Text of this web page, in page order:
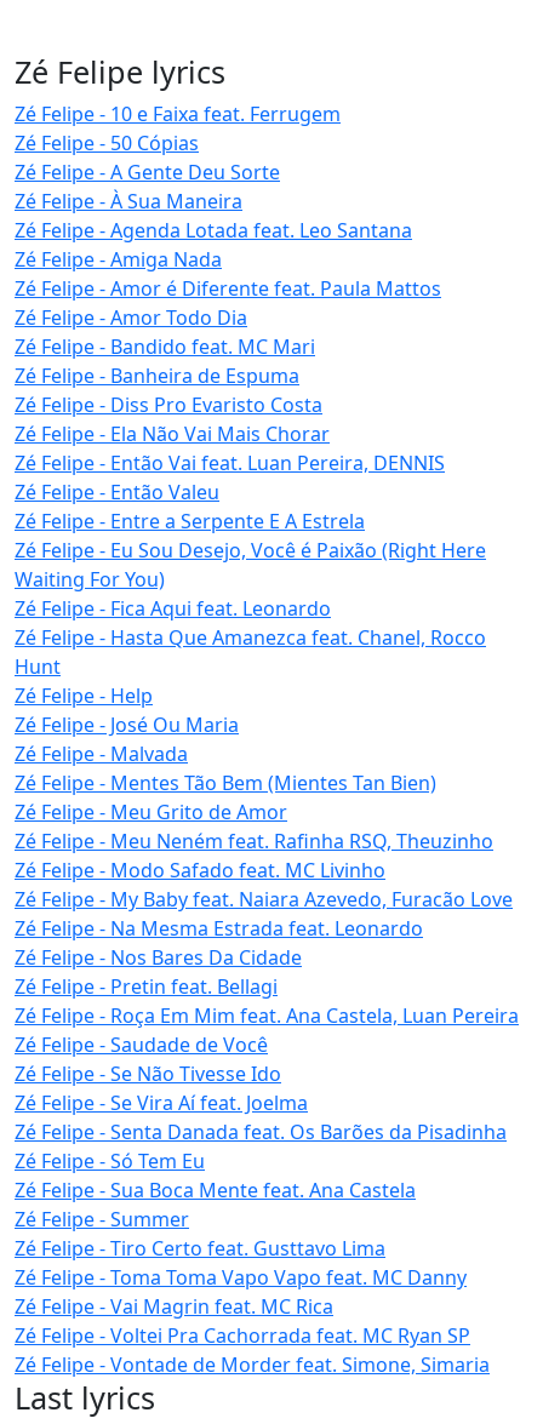
Zé Felipe lyrics
Zé Felipe - 10 e Faixa feat. Ferrugem
Zé Felipe - 50 Cópias
Zé Felipe - A Gente Deu Sorte
Zé Felipe - À Sua Maneira
Zé Felipe - Agenda Lotada feat. Leo Santana
Zé Felipe - Amiga Nada
Zé Felipe - Amor é Diferente feat. Paula Mattos
Zé Felipe - Amor Todo Dia
Zé Felipe - Bandido feat. MC Mari
Zé Felipe - Banheira de Espuma
Zé Felipe - Diss Pro Evaristo Costa
Zé Felipe - Ela Não Vai Mais Chorar
Zé Felipe - Então Vai feat. Luan Pereira, DENNIS
Zé Felipe - Então Valeu
Zé Felipe - Entre a Serpente E A Estrela
Zé Felipe - Eu Sou Desejo, Você é Paixão (Right Here
Waiting For You)
Zé Felipe - Fica Aqui feat. Leonardo
Zé Felipe - Hasta Que Amanezca feat. Chanel, Rocco
Hunt
Zé Felipe - Help
Zé Felipe - José Ou Maria
Zé Felipe - Malvada
Zé Felipe - Mentes Tão Bem (Mientes Tan Bien)
Zé Felipe - Meu Grito de Amor
Zé Felipe - Meu Neném feat. Rafinha RSQ, Theuzinho
Zé Felipe - Modo Safado feat. MC Livinho
Zé Felipe - My Baby feat. Naiara Azevedo, Furacão Love
Zé Felipe - Na Mesma Estrada feat. Leonardo
Zé Felipe - Nos Bares Da Cidade
Zé Felipe - Pretin feat. Bellagi
Zé Felipe - Roça Em Mim feat. Ana Castela, Luan Pereira
Zé Felipe - Saudade de Você
Zé Felipe - Se Não Tivesse Ido
Zé Felipe - Se Vira Aí feat. Joelma
Zé Felipe - Senta Danada feat. Os Barões da Pisadinha
Zé Felipe - Só Tem Eu
Zé Felipe - Sua Boca Mente feat. Ana Castela
Zé Felipe - Summer
Zé Felipe - Tiro Certo feat. Gusttavo Lima
Zé Felipe - Toma Toma Vapo Vapo feat. MC Danny
Zé Felipe - Vai Magrin feat. MC Rica
Zé Felipe - Voltei Pra Cachorrada feat. MC Ryan SP
Zé Felipe - Vontade de Morder feat. Simone, Simaria
Last lyrics